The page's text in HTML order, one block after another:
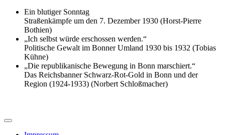
Ein blutiger Sonntag
Straßenkämpfe um den 7. Dezember 1930 (Horst-Pierre
Bothien)
„Ich selbst würde erschossen werden.“
Politische Gewalt im Bonner Umland 1930 bis 1932 (Tobias
Kühne)
„Die republikanische Bewegung in Bonn marschiert.“
Das Reichsbanner Schwarz-Rot-Gold in Bonn und der
Region (1924-1933) (Norbert Schloßmacher)